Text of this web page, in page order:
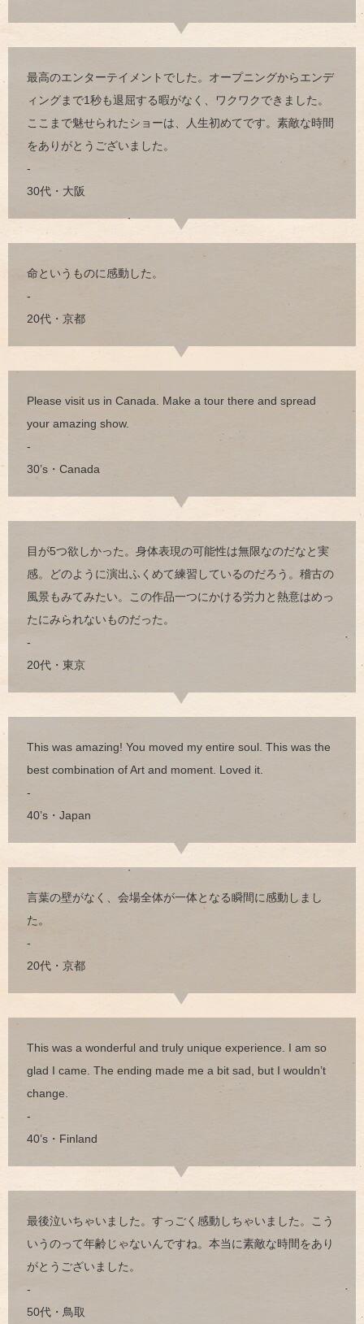
最高のエンターテイメントでした。オープニングからエンデ
ィングまで1秒も退屈する暇がなく、ワクワクできました。
ここまで魅せられたショーは、人生初めてです。素敵な時間
をありがとうございました。
-
30代・大阪
命というものに感動した。
-
20代・京都
Please visit us in Canada. Make a tour there and spread
your amazing show.
-
30’s・Canada
目が5つ欲しかった。身体表現の可能性は無限なのだなと実
感。どのように演出ふくめて練習しているのだろう。稽古の
風景もみてみたい。この作品一つにかける労力と熱意はめっ
たにみられないものだった。
-
20代・東京
This was amazing! You moved my entire soul. This was the
best combination of Art and moment. Loved it.
-
40’s・Japan
言葉の壁がなく、会場全体が一体となる瞬間に感動しまし
た。
-
20代・京都
This was a wonderful and truly unique experience. I am so
glad I came. The ending made me a bit sad, but I wouldn’t
change.
-
40’s・Finland
最後泣いちゃいました。すっごく感動しちゃいました。こう
いうのって年齢じゃないんですね。本当に素敵な時間をあり
がとうございました。
-
50代・鳥取